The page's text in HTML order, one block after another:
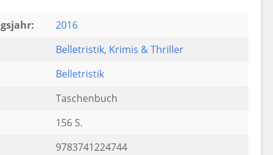
2016
Belletristik, Krimis & Thriller
Belletristik
Taschenbuch
156 S.
9783741224744